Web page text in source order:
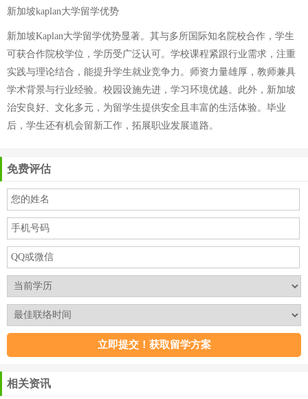
新加坡kaplan大学留学优势
新加坡Kaplan大学留学优势显著。其与多所国际知名院校合作，学生
可获合作院校学位，学历受广泛认可。学校课程紧跟行业需求，注重
实践与理论结合，能提升学生就业竞争力。师资力量雄厚，教师兼具
学术背景与行业经验。校园设施先进，学习环境优越。此外，新加坡
治安良好、文化多元，为留学生提供安全且丰富的生活体验。毕业
后，学生还有机会留新工作，拓展职业发展道路。
免费评估
相关资讯